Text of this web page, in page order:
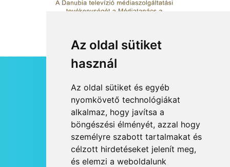
Az oldal sütiket
használ
Az oldal sütiket és egyéb
nyomkövető technológiákat
alkalmaz, hogy javítsa a
böngészési élményét, azzal hogy
személyre szabott tartalmakat és
célzott hirdetéseket jelenít meg,
és elemzi a weboldalunk
RSS
JOGI NYILATKOZAT
KAPCSOLAT
OLDALTÉRKÉP
IMPRESSZUM